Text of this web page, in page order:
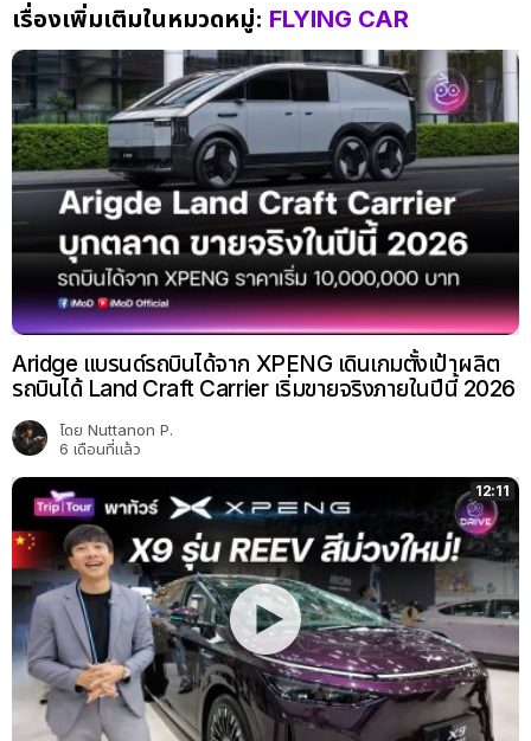
เรื่องเพิ่มเติมในหมวดหมู่: FLYING CAR
Aridge แบรนด์รถบินได้จาก XPENG เดินเกมตั้งเป้าผลิต
รถบินได้ Land Craft Carrier เริ่มขายจริงภายในปีนี้ 2026
โดย Nuttanon P.
6 เดือนที่แล้ว
12:11